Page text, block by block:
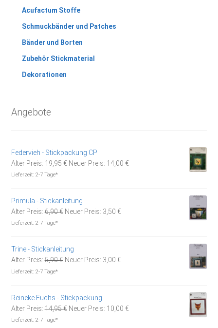
Acufactum Stoffe
Schmuckbänder und Patches
Bänder und Borten
Zubehör Stickmaterial
Dekorationen
Angebote
Federvieh - Stickpackung CP
Alter Preis: 19,95€ Ursprünglicher
Neuer Preis: 14,00 €Aktueller
Lieferzeit: 2-7 Tage*
Primula - Stickanleitung
Alter Preis: 6,90€ Ursprünglicher
Neuer Preis: 3,50 €Aktueller
Lieferzeit: 2-7 Tage*
Trine - Stickanleitung
Alter Preis: 5,90€ Ursprünglicher
Neuer Preis: 3,00 €Aktueller
Lieferzeit: 2-7 Tage*
Reineke Fuchs - Stickpackung
Alter Preis: 14,95€ Ursprünglicher
Neuer Preis: 10,00 €Aktueller
Lieferzeit: 2-7 Tage*